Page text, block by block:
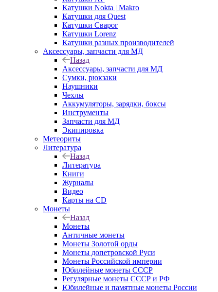
Катушки Nokta | Makro
Катушки для Quest
Катушки Сварог
Катушки Lorenz
Катушки разных производителей
Аксессуары, запчасти для МД
Назад
Аксессуары, запчасти для МД
Сумки, рюкзаки
Наушники
Чехлы
Аккумуляторы, зарядки, боксы
Инструменты
Запчасти для МД
Экипировка
Метеориты
Литература
Назад
Литература
Книги
Журналы
Видео
Карты на CD
Монеты
Назад
Монеты
Античные монеты
Монеты Золотой орды
Монеты допетровской Руси
Монеты Российской империи
Юбилейные монеты СССР
Регулярные монеты СССР и РФ
Юбилейные и памятные монеты России